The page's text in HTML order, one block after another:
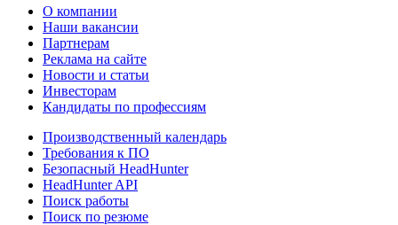
О компании
Наши вакансии
Партнерам
Реклама на сайте
Новости и статьи
Инвесторам
Кандидаты по профессиям
Производственный календарь
Требования к ПО
Безопасный HeadHunter
HeadHunter API
Поиск работы
Поиск по резюме